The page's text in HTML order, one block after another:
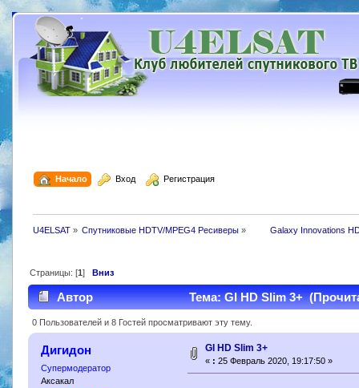
Начало Вход Регистрация
U4ELSAT» Спутниковые HDTV/MPEG4 Ресиверы » Galaxy Innovations
Страницы: [1] Вниз
Автор Тема: GI HD Slim 3+
0 Пользователей и 8 Гостей просматривают эту тему.
Дигидон
Супермодератор
Аксакал
GI HD Slim 3+
« : 25 Февраль 2020, 19:17:50 »